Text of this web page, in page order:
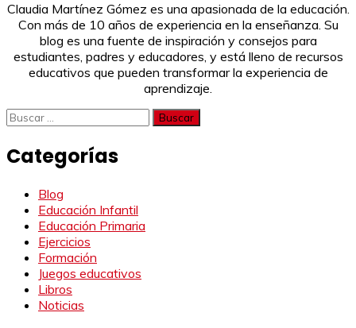
Claudia Martínez Gómez es una apasionada de la educación.
Con más de 10 años de experiencia en la enseñanza. Su
blog es una fuente de inspiración y consejos para
estudiantes, padres y educadores, y está lleno de recursos
educativos que pueden transformar la experiencia de
aprendizaje.
Buscar:
Categorías
Blog
Educación Infantil
Educación Primaria
Ejercicios
Formación
Juegos educativos
Libros
Noticias